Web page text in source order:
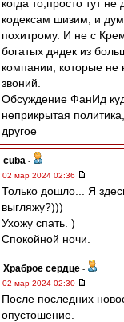
когда то,просто тут
кодексам шизим, и
похитрому. И не с
богатых дядек из
компании, которые не
звоний.
Обсуждение ФанИд
неприкрытая
другое
cuba -
02 мар 2024 02:36
Только дошло... Я
выгляжу?)))
Ухожу спать. )
Спокойной ночи.
Храброе сердце -
02 мар 2024 02:30
После последних
опустошение.